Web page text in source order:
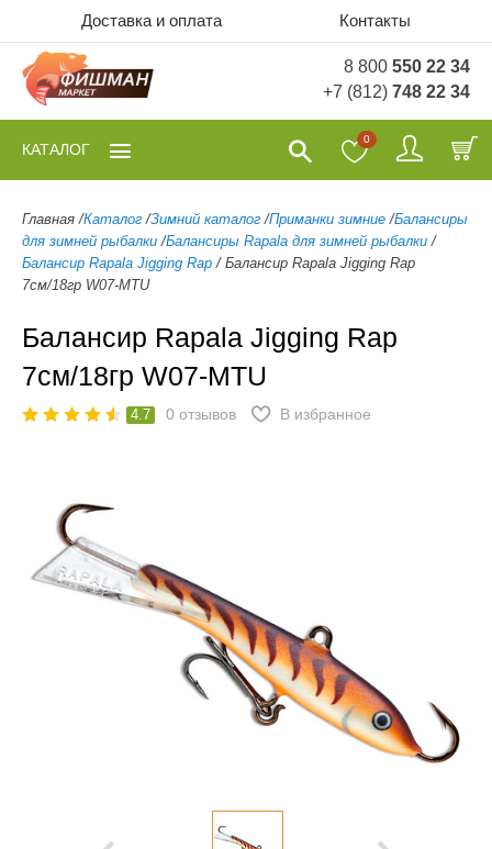
Доставка и оплата Контакты
8 800 550 22 34
+7 (812) 748 22 34
0
КАТАЛОГ
Главная /Каталог /Зимний каталог /Приманки зимние /Балансиры
для зимней рыбалки /Балансиры Rapala для зимней рыбалки /
Балансир Rapala Jigging Rap / Балансир Rapala Jigging Rap
7см/18гр W07-MTU
Балансир Rapala Jigging Rap
7см/18гр W07-MTU
4.7 0 отзывов В избранное